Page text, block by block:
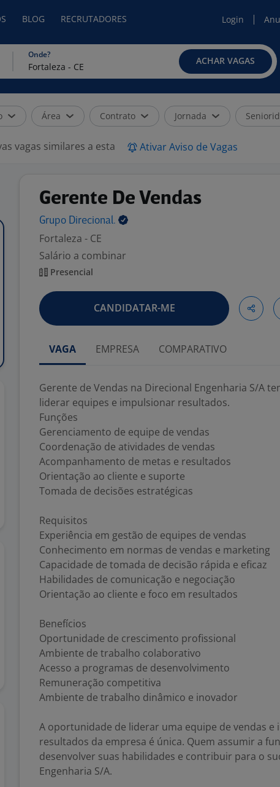
BLOG RECRUTADORES Login
Onde?
ACHAR VAGAS
Área Contrato Jornada
vagas similares a esta Ativar Aviso de Vagas
Gerente De Vendas
Grupo Direcional.
Fortaleza - CE
Salário a combinar
Presencial
CANDIDATAR-ME
VAGA EMPRESA COMPARATIVO
Gerente de Vendas na Direcional Engenharia S/A
liderar equipes e impulsionar resultados.
Funções
Gerenciamento de equipe de vendas
Coordenação de atividades de vendas
Acompanhamento de metas e resultados
Orientação ao cliente e suporte
Tomada de decisões estratégicas
Requisitos
Experiência em gestão de equipes de vendas
Conhecimento em normas de vendas e marketing
Capacidade de tomada de decisão rápida e eficaz
Habilidades de comunicação e negociação
Orientação ao cliente e foco em resultados
Benefícios
Oportunidade de crescimento profissional
Ambiente de trabalho colaborativo
Acesso a programas de desenvolvimento
Remuneração competitiva
Ambiente de trabalho dinâmico e inovador
A oportunidade de liderar uma equipe de vendas
resultados da empresa é única. Quem assumir a
desenvolver suas habilidades e contribuir para o
Engenharia S/A.